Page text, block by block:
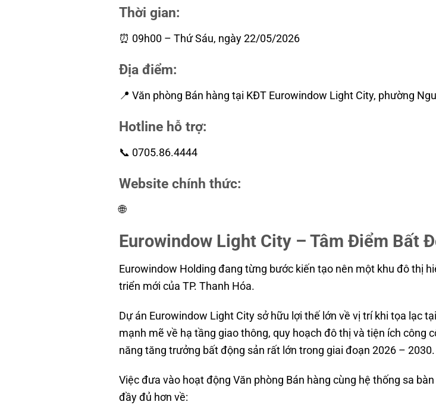
Thời gian:
⏰ 09h00 – Thứ Sáu, ngày 22/05/2026
Địa điểm:
📍 Văn phòng Bán hàng tại KĐT Eurowindow Light City, phường
Hotline hỗ trợ:
📞 0705.86.4444
Website chính thức:
🌐
Eurowindow Light City – Tâm Điểm Bất
Eurowindow Holding đang từng bước kiến tạo nên một khu đô thị
triển mới của TP. Thanh Hóa.
Dự án Eurowindow Light Citysở hữu lợi thế lớn về vị trí khi tọa lạc
mạnh mẽ về hạ tầng giao thông, quy hoạch đô thị và tiện ích công
năng tăng trưởng bất động sản rất lớn trong giai đoạn 2026 – 2030.
Việc đưa vào hoạt động Văn phòng Bán hàng cùng hệ thống sa
đầy đủ hơn về: